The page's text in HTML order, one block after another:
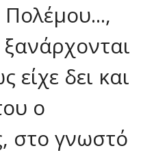
είχε δει και
ο
στο γνωστό